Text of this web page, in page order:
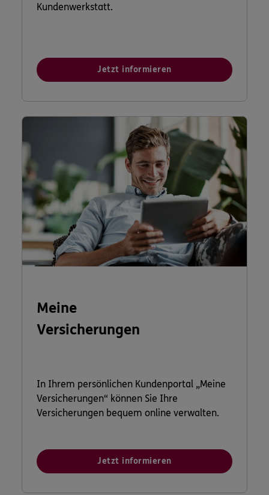
Kundenwerkstatt.
Jetzt informieren
Meine
Versicherungen
In Ihrem persönlichen Kundenportal „Meine
Versicherungen“ können Sie Ihre
Versicherungen bequem online verwalten.
Jetzt informieren